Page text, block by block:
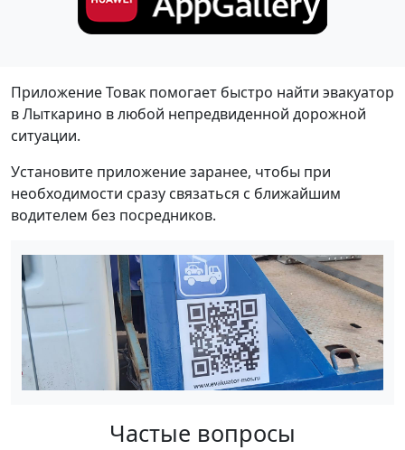
Приложение Товак помогает быстро найти эвакуатор
в Лыткарино в любой непредвиденной дорожной
ситуации.
Установите приложение заранее, чтобы при
необходимости сразу связаться с ближайшим
водителем без посредников.
Частые вопросы